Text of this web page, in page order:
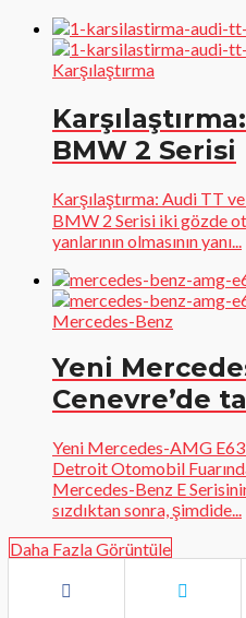
Karşılaştırma
BMW 2 Serisi
Karşılaştırma: Audi TT
BMW 2 Serisi iki gözde
yanlarının olmasının yanı...
Mercedes-Benz
Yeni
Cenevre’de
Yeni Mercedes-AMG E63
Detroit Otomobil
Mercedes-Benz E
sızdıktan sonra, şimdide...
Daha Fazla Görüntüle